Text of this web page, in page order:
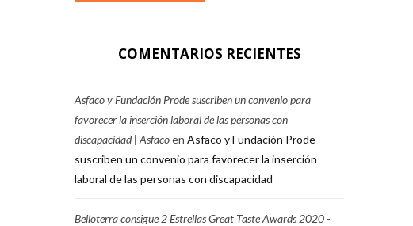
COMENTARIOS RECIENTES
Asfaco y Fundación Prode suscriben un convenio para
favorecer la inserción laboral de las personas con
discapacidad | Asfacoen Asfaco y Fundación Prode
suscriben un convenio para favorecer la inserción
laboral de las personas con discapacidad
Belloterra consigue 2 Estrellas Great Taste Awards 2020 -